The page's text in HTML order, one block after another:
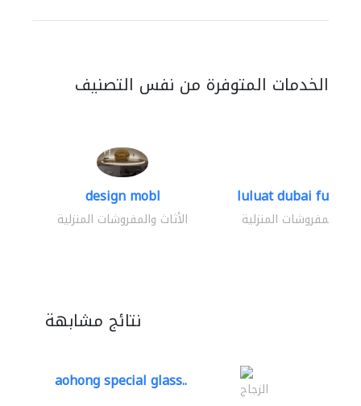
الخدمات المتوفرة من نفس التصنيف
design mobl
الأثاث والمفروشات المنزلية
luluat dubai
والمفروشات المنزلية
نتائج مشابهة
aohong special glass.. الزجاج